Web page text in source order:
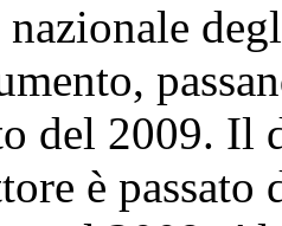
del 2009. Il
è